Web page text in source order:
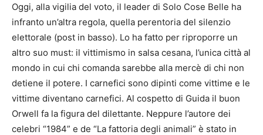
Oggi, alla vigilia del voto, il leader di Solo Cose Belle ha
infranto un’altra regola, quella perentoria del silenzio
elettorale (post in basso). Lo ha fatto per riproporre un
altro suo must: il vittimismo in salsa cesana, l’unica città al
mondo in cui chi comanda sarebbe alla mercè di chi non
detiene il potere. I carnefici sono dipinti come vittime e le
vittime diventano carnefici. Al cospetto di Guida il buon
Orwell fa la figura del dilettante. Neppure l’autore dei
celebri “1984” e de “La fattoria degli animali” è stato in